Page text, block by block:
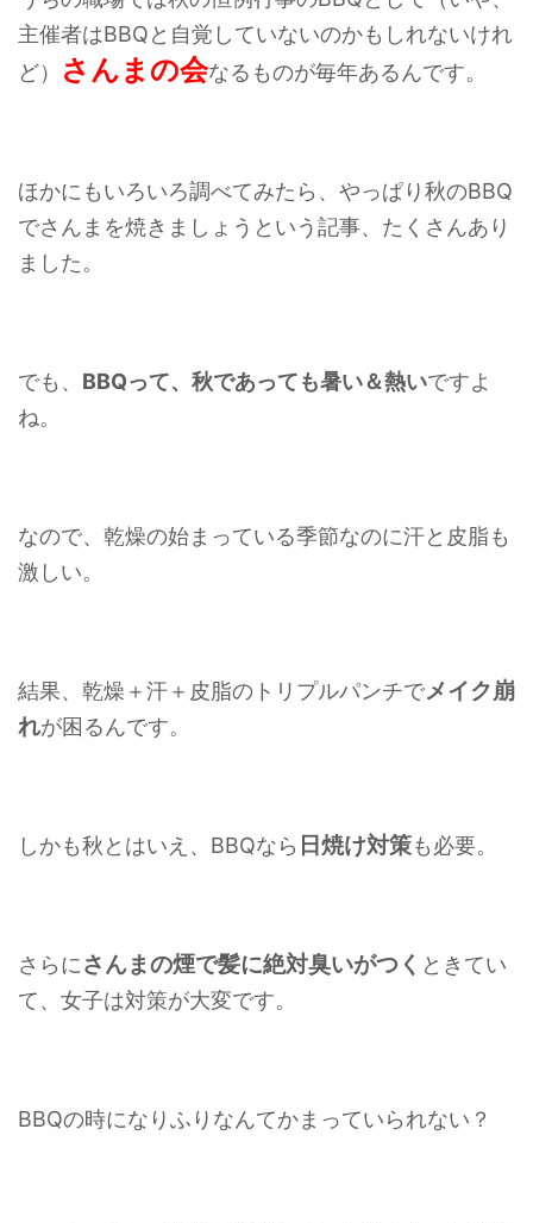
主催者はBBQと自覚していないのかもしれないけれ
ど）
さんまの会なるものが毎年あるんです。
ほかにもいろいろ調べてみたら、やっぱり秋のBBQ
でさんまを焼きましょうという記事、たくさんあり
ました。
でも、 BBQって、秋であっても暑い＆熱いですよ
ね。
なので、乾燥の始まっている季節なのに汗と皮脂も
激しい。
結果、乾燥＋汗＋皮脂のトリプルパンチでメイク崩
れが困るんです。
しかも秋とはいえ、BBQなら 日焼け対策も必要。
さらにさんまの煙で髪に絶対臭いがつく ときてい
て、女子は対策が大変です。
BBQの時になりふりなんてかまっていられない？